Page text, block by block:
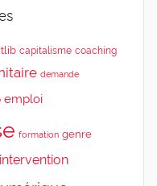
capitalisme coaching
demande
emploi
formation genre
intervention